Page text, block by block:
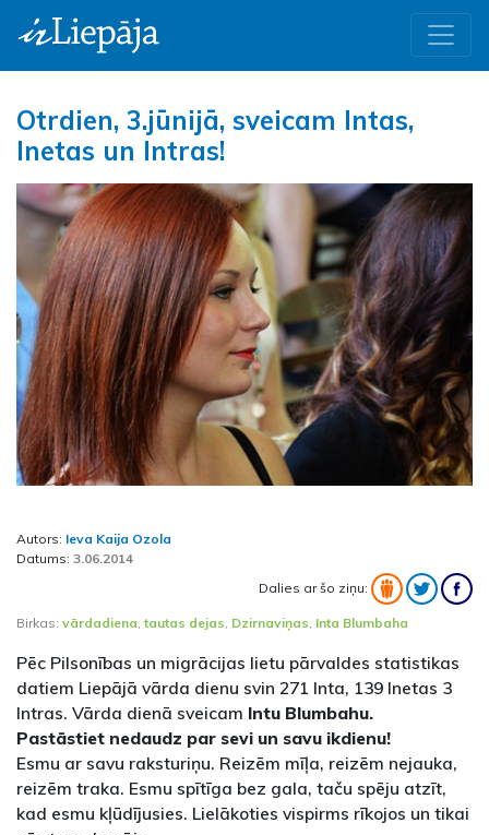
Otrdien, 3.jūnijā, sveicam Intas,
Inetas un Intras!
Autors: Ieva Kaija Ozola
Datums: 3.06.2014
Dalies ar šo ziņu:
Birkas: vārdadiena,tautas dejas, Dzirnaviņas, Inta Blumbaha
Pēc Pilsonības un migrācijas lietu pārvaldes statistikas
datiem Liepājā vārda dienu svin 271 Inta, 139 Inetas 3
Intras. Vārda dienā sveicam Intu Blumbahu.
Pastāstiet nedaudz par sevi un savu ikdienu!
Esmu ar savu raksturiņu. Reizēm mīļa, reizēm nejauka,
reizēm traka. Esmu spītīga bez gala, taču spēju atzīt,
kad esmu kļūdījusies. Lielākoties vispirms rīkojos un tikai